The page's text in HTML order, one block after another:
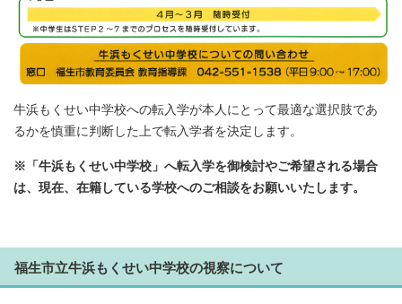
牛浜もくせい中学校への転入学が本人にとって最適な選択肢であ
るかを慎重に判断した上で転入学者を決定します。
※「牛浜もくせい中学校」へ転入学を御検討やご希望される場合
は、現在、在籍している学校へのご相談をお願いいたします。
福生市立牛浜もくせい中学校の視察について